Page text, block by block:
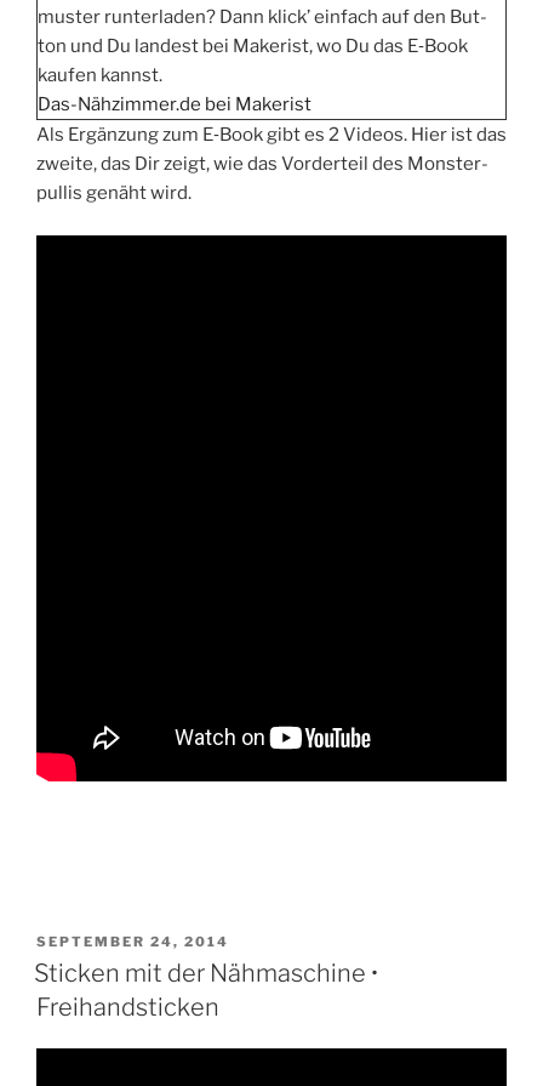
mus­ter run­ter­la­den? Dann klick’ ein­fach auf den But­
ton und Du lan­dest bei Make­rist, wo Du das E‑Book
kau­fen kannst.
Das-Nähzimmer.de bei Makerist
Als Ergän­zung zum E‑Book gibt es 2 Vide­os. Hier ist das
zwei­te, das Dir zeigt, wie das Vor­der­teil des Mons­ter­
pul­lis genäht wird.
VERÖFFENTLICHT
AM
SEPTEMBER 24, 2014
Sticken mit der Nähmaschine •
Freihandsticken